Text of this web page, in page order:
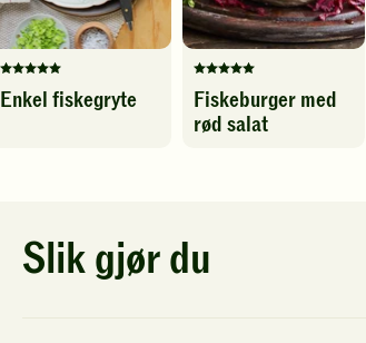
Denne
oppskriften
stjerner.
Klikk
Enkel fiskegryte
Denne
oppskriften
har
Klikk
Fiskeburger med
rød salat
Slik gjør du